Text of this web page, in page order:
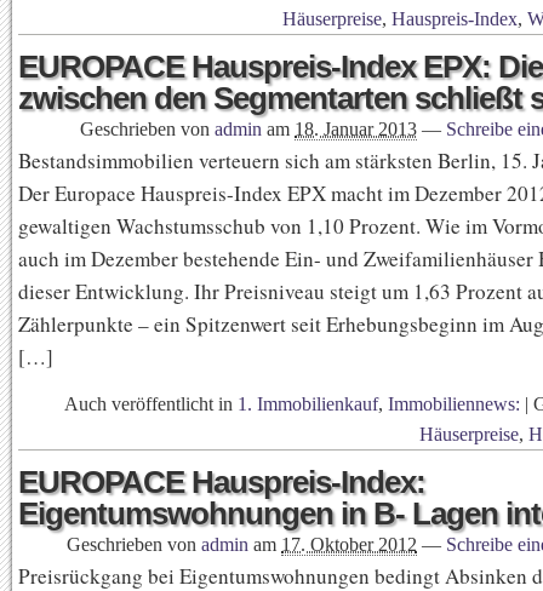
Häuserpreise, Hauspreis-Index,
EUROPACE Hauspreis-Index EPX:
zwischen den Segmentarten schließt
Geschrieben von admin am 18. Januar 2013 — Schreibe
Bestandsimmobilien verteuern sich am stärksten Berlin, 15.
Der Europace Hauspreis-Index EPX macht im Dezember
gewaltigen Wachstumsschub von 1,10 Prozent. Wie im
auch im Dezember bestehende Ein- und Zweifamilienhäuser
dieser Entwicklung. Ihr Preisniveau steigt um 1,63 Prozent
Zählerpunkte – ein Spitzenwert seit Erhebungsbeginn im
[…]
Auch veröffentlicht in 1. Immobilienkauf, Immobiliennews: |
Häuserpreise,
EUROPACE Hauspreis-Index:
Eigentumswohnungen in B- Lagen
Geschrieben von admin am 17. Oktober 2012 — Schreibe
Preisrückgang bei Eigentumswohnungen bedingt Absinken